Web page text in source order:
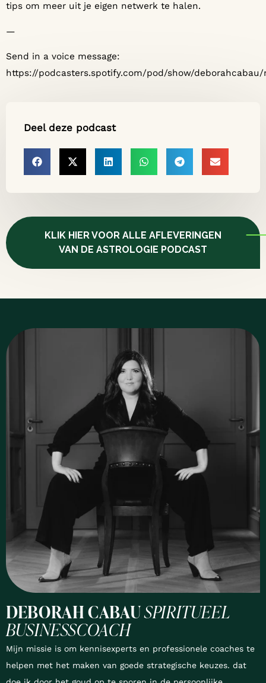
tips om meer uit je eigen netwerk te halen.
—
Send in a voice message:
https://podcasters.spotify.com/pod/show/deborahcabau/
Deel deze podcast
KLIK HIER VOOR ALLE AFLEVERINGEN
VAN DE ASTROLOGIE PODCAST
DEBORAH CABAUSPIRITUEEL
BUSINESSCOACH
Mijn missie is om kennisexperts en professionele coaches te
helpen met het maken van goede strategische keuzes. dat